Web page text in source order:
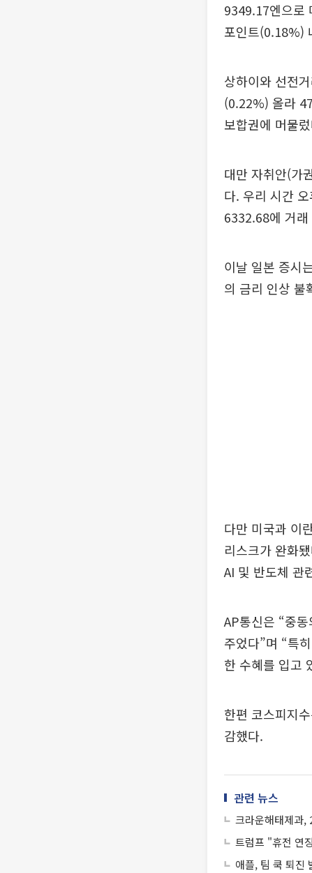
9349.17엔으로
포인트(0.18%)
상하이와 선전
(0.22%) 올라
보합권에 머물
대만 자취안(가
다. 우리 시간
6332.68에 거래
이날 일본 증시
의 금리 인상 불
다만 미국과 이
리스크가 완화
AI 및 반도체 관
AP통신은 “중
주었다”며 “특
한 수혜를 입고
한편 코스피지
감했다.
관련 뉴스
크라운해태제과,
트럼프 "휴전 연
애플, 팀 쿡 퇴진